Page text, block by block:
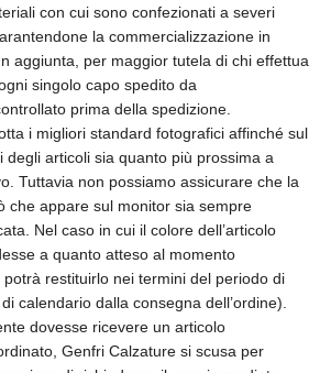
con cui sono confezionati a severi
la commercializzazione in
aggiunta, per maggior tutela di chi effettua
singolo capo spedito da
prima della spedizione.
i migliori standard fotografici affinché sul
degli articoli sia quanto più prossima a
Tuttavia non possiamo assicurare che la
che appare sul monitor sia sempre
Nel caso in cui il colore dell’articolo
a quanto atteso al momento
potrà restituirlo nei termini del periodo di
calendario dalla consegna dell’ordine).
dovesse ricevere un articolo
Genfri Calzature si scusa per